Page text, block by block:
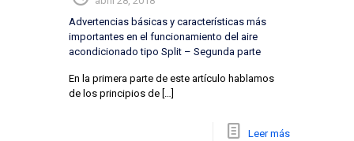
Advertencias básicas y características más
importantes en el funcionamiento del aire
acondicionado tipo Split – Segunda parte
En la primera parte de este artículo hablamos
de los principios de[…]
Leer más